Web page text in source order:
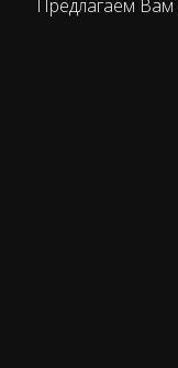
Предлагаем Вам